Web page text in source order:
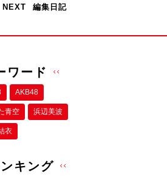
NEXT 編集日記
ワード
AKB48
⻘空 浜辺美波
衣
キング